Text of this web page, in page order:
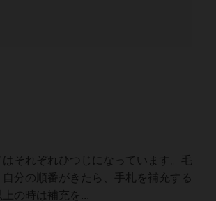
それぞれひつじになっています。毛
分の順番がきたら、手札を補充する
の時は補充を...